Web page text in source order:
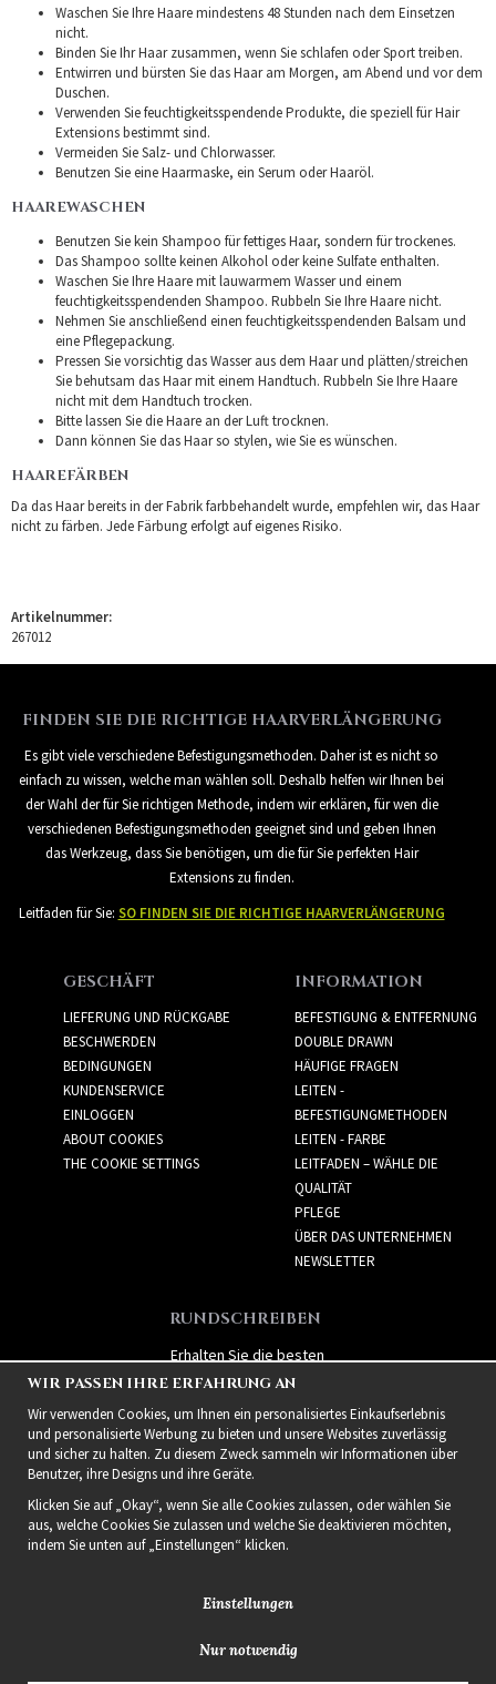
Waschen Sie Ihre Haare mindestens 48 Stunden nach dem Einsetzen
nicht.
Binden Sie Ihr Haar zusammen, wenn Sie schlafen oder Sport treiben.
Entwirren und bürsten Sie das Haar am Morgen, am Abend und vor dem
Duschen.
Verwenden Sie feuchtigkeitsspendende Produkte, die speziell für Hair
Extensions bestimmt sind.
Vermeiden Sie Salz- und Chlorwasser.
Benutzen Sie eine Haarmaske, ein Serum oder Haaröl.
HAAREWASCHEN
Benutzen Sie kein Shampoo für fettiges Haar, sondern für trockenes.
Das Shampoo sollte keinen Alkohol oder keine Sulfate enthalten.
Waschen Sie Ihre Haare mit lauwarmem Wasser und einem
feuchtigkeitsspendenden Shampoo. Rubbeln Sie Ihre Haare nicht.
Nehmen Sie anschließend einen feuchtigkeitsspendenden Balsam und
eine Pflegepackung.
Pressen Sie vorsichtig das Wasser aus dem Haar und plätten/streichen
Sie behutsam das Haar mit einem Handtuch. Rubbeln Sie Ihre Haare
nicht mit dem Handtuch trocken.
Bitte lassen Sie die Haare an der Luft trocknen.
Dann können Sie das Haar so stylen, wie Sie es wünschen.
HAAREFÄRBEN
Da das Haar bereits in der Fabrik farbbehandelt wurde, empfehlen wir, das Haar
nicht zu färben. Jede Färbung erfolgt auf eigenes Risiko.
Artikelnummer:
267012
FINDEN SIE DIE RICHTIGE HAARVERLÄNGERUNG
Es gibt viele verschiedene Befestigungsmethoden. Daher ist es nicht so
einfach zu wissen, welche man wählen soll. Deshalb helfen wir Ihnen bei
der Wahl der für Sie richtigen Methode, indem wir erklären, für wen die
verschiedenen Befestigungsmethoden geeignet sind und geben Ihnen
das Werkzeug, dass Sie benötigen, um die für Sie perfekten Hair
Extensions zu finden.
Leitfaden für Sie: SO FINDEN SIE DIE RICHTIGE HAARVERLÄNGERUNG
GESCHÄFT
LIEFERUNG UND RÜCKGABE
BESCHWERDEN
BEDINGUNGEN
KUNDENSERVICE
EINLOGGEN
ABOUT COOKIES
THE COOKIE SETTINGS
INFORMATION
BEFESTIGUNG & ENTFERNUNG
DOUBLE DRAWN
HÄUFIGE FRAGEN
LEITEN -
BEFESTIGUNGMETHODEN
LEITEN - FARBE
LEITFADEN – WÄHLE DIE
QUALITÄT
PFLEGE
ÜBER DAS UNTERNEHMEN
NEWSLETTER
RUNDSCHREIBEN
Erhalten Sie die besten
Angebote und spannende
neue Produkte!
2021 Delightful Hair
WIR PASSEN IHRE ERFAHRUNG AN
Wir verwenden Cookies, um Ihnen ein personalisiertes Einkaufserlebnis
und personalisierte Werbung zu bieten und unsere Websites zuverlässig
und sicher zu halten. Zu diesem Zweck sammeln wir Informationen über
Benutzer, ihre Designs und ihre Geräte.
Klicken Sie auf „Okay“, wenn Sie alle Cookies zulassen, oder wählen Sie
aus, welche Cookies Sie zulassen und welche Sie deaktivieren möchten,
indem Sie unten auf „Einstellungen“ klicken.
Einstellungen
Nur notwendig